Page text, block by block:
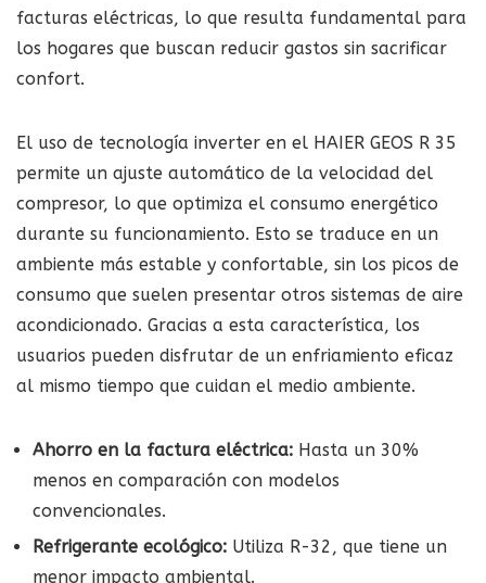
facturas eléctricas, lo que resulta fundamental para
los hogares que buscan reducir gastos sin sacrificar
confort.
El uso de tecnología inverter en el HAIER GEOS R 35
permite un ajuste automático de la velocidad del
compresor, lo que optimiza el consumo energético
durante su funcionamiento. Esto se traduce en un
ambiente más estable y confortable, sin los picos de
consumo que suelen presentar otros sistemas de aire
acondicionado. Gracias a esta característica, los
usuarios pueden disfrutar de un enfriamiento eficaz
al mismo tiempo que cuidan el medio ambiente.
Ahorro en la factura eléctrica: Hasta un 30%
menos en comparación con modelos
convencionales.
Refrigerante ecológico: Utiliza R-32, que tiene un
menor impacto ambiental.